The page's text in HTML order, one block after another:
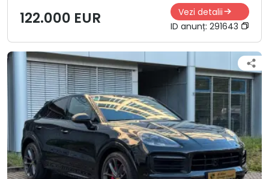
122.000 EUR
Vezi detalii
ID anunț: 291643